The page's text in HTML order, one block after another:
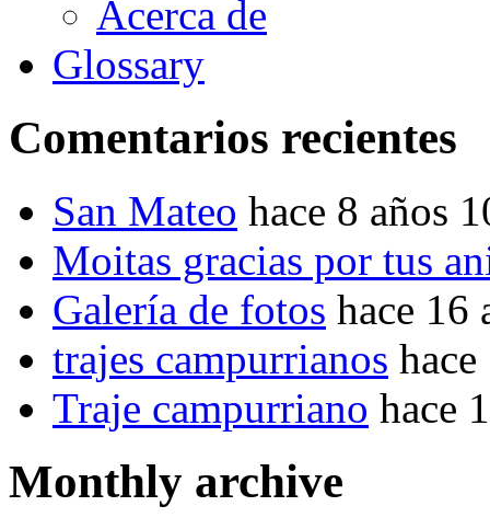
Acerca de
Glossary
Comentarios recientes
San Mateo hace 8 años
Moitas gracias por tus
Galería de fotos hace 16
trajes campurrianos
Traje campurriano hace
Monthly archive